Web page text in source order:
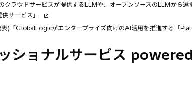
ウドサービスが提供するLLMや、オープンソースのLLMから選
サービス」
新
し
ブ
「GlobalLogicがエンタープライズ向けのAI活用を推進する「
ッショナルサービス